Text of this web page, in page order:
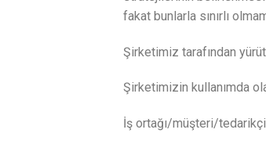
fakat bunlarla sınırlı
Şirketimiz tarafından
Şirketimizin kullanımda
İş ortağı/müşteri/